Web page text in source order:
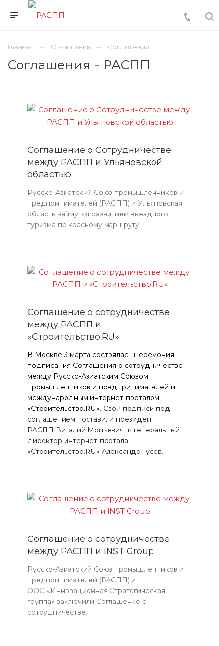
Главная О компании Соглашения
Соглашения - РАСПП
Соглашение о Сотрудничестве
между РАСПП и Ульяновской
областью
Русско-Азиатский Союз промышленников и
предпринимателей (РАСПП) и Ульяновская
область займутся развитием въездного
туризма по красному маршруту.
Cоглашение о сотрудничестве
между РАСПП и
«Строительство.RU»
В Москве 3 марта состоялась церемония
подписания Соглашения о сотрудничестве
между Русско-Азиатским Союзом
промышленников и предпринимателей и
международным интернет-порталом
«Строительство.RU». Свои подписи под
соглашением поставили президент
РАСПП Виталий Монкевич и генеральный
директор интернет-портала
«Строительство.RU» Александр Гусев.
Соглашение о сотрудничестве
между РАСПП и INST Group
Русско-Азиатский Союз промышленников и
предпринимателей (РАСПП) и
ООО «Инновационная Стратегическая
группа» заключили Соглашение о
сотрудничестве.